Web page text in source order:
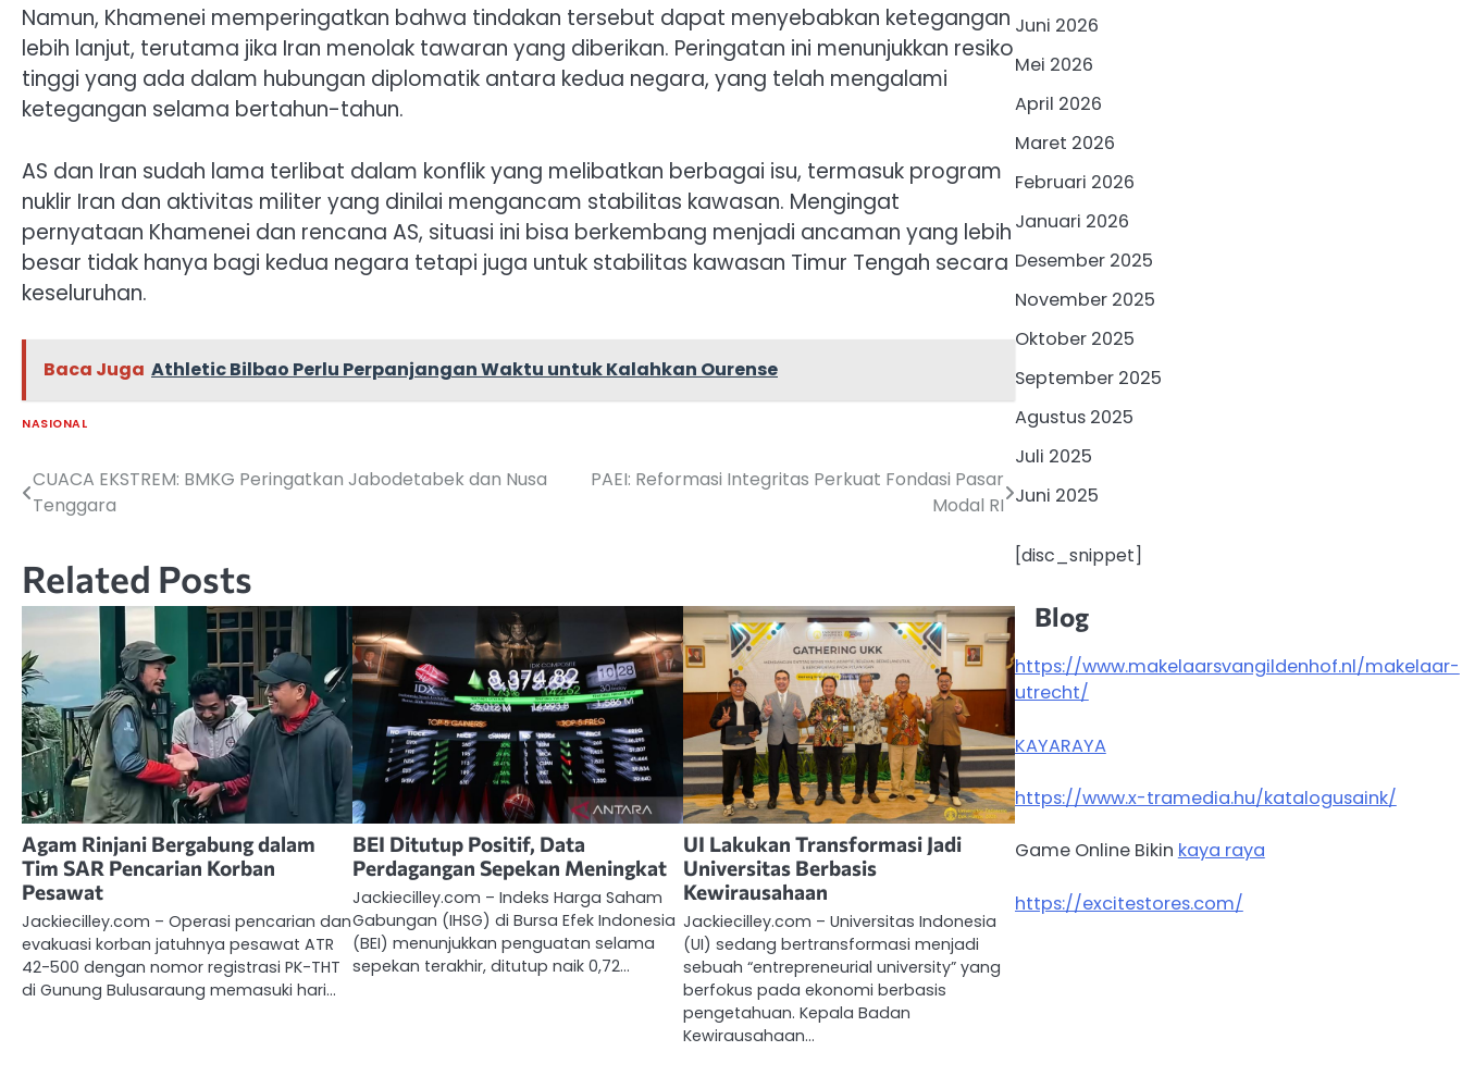
Namun, Khamenei memperingatkan bahwa tindakan tersebut dapat menyebabkan ketegangan
lebih lanjut, terutama jika Iran menolak tawaran yang diberikan. Peringatan ini menunjukkan resiko
tinggi yang ada dalam hubungan diplomatik antara kedua negara, yang telah mengalami
ketegangan selama bertahun-tahun.
AS dan Iran sudah lama terlibat dalam konflik yang melibatkan berbagai isu, termasuk program
nuklir Iran dan aktivitas militer yang dinilai mengancam stabilitas kawasan. Mengingat
pernyataan Khamenei dan rencana AS, situasi ini bisa berkembang menjadi ancaman yang lebih
besar tidak hanya bagi kedua negara tetapi juga untuk stabilitas kawasan Timur Tengah secara
keseluruhan.
Baca Juga Athletic Bilbao Perlu Perpanjangan Waktu untuk Kalahkan Ourense
NASIONAL
Navigasi
CUACA EKSTREM: BMKG Peringatkan Jabodetabek dan Nusa
Tenggara
PAEI: Reformasi Integritas Perkuat Fondasi Pasar
Modal RI
Related Posts
Agam Rinjani Bergabung dalam
Tim SAR Pencarian Korban
Pesawat
Jackiecilley.com – Operasi pencarian dan
evakuasi korban jatuhnya pesawat ATR
42-500 dengan nomor registrasi PK-THT
di Gunung Bulusaraung memasuki hari…
BEI Ditutup Positif, Data
Perdagangan Sepekan Meningkat
Jackiecilley.com – Indeks Harga Saham
Gabungan (IHSG) di Bursa Efek Indonesia
(BEI) menunjukkan penguatan selama
sepekan terakhir, ditutup naik 0,72…
UI Lakukan Transformasi Jadi
Universitas Berbasis
Kewirausahaan
Jackiecilley.com – Universitas Indonesia
(UI) sedang bertransformasi menjadi
sebuah “entrepreneurial university” yang
berfokus pada ekonomi berbasis
pengetahuan. Kepala Badan
Kewirausahaan…
Juni 2026
Mei 2026
April 2026
Maret 2026
Februari 2026
Januari 2026
Desember 2025
November 2025
Oktober 2025
September 2025
Agustus 2025
Juli 2025
Juni 2025
[disc_snippet]
Blog
https://www.makelaarsvangildenhof.nl/makelaar-
utrecht/
KAYARAYA
https://www.x-tramedia.hu/katalogusaink/
Game Online Bikin kaya raya
https://excitestores.com/